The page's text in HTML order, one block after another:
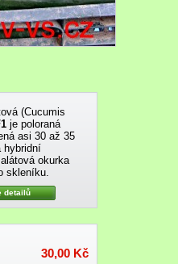
(Cucumis
je poloraná
asi 30 až 35
hybridní
okurka
skleníku.
detailů
30,00 Kč